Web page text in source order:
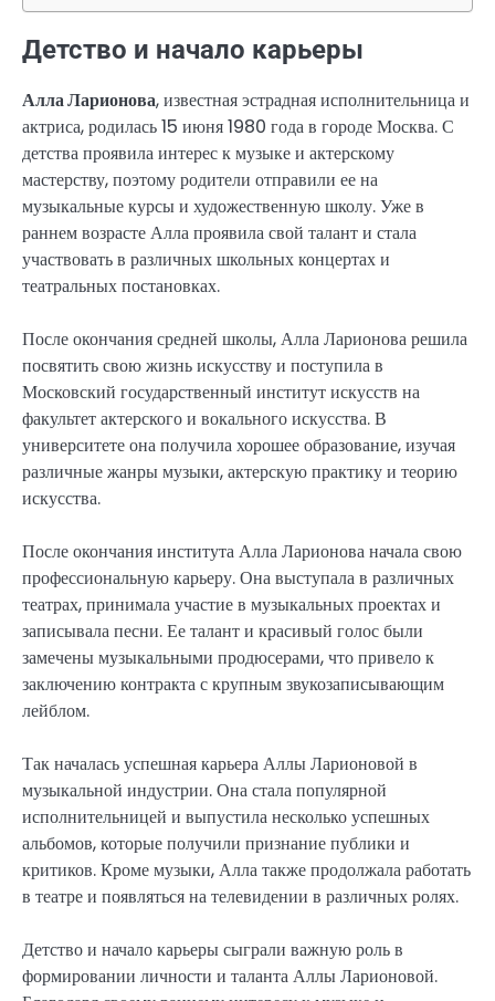
Детство и начало карьеры
Алла Ларионова, известная эстрадная исполнительница и
актриса, родилась 15 июня 1980 года в городе Москва. С
детства проявила интерес к музыке и актерскому
мастерству, поэтому родители отправили ее на
музыкальные курсы и художественную школу. Уже в
раннем возрасте Алла проявила свой талант и стала
участвовать в различных школьных концертах и
театральных постановках.
После окончания средней школы, Алла Ларионова решила
посвятить свою жизнь искусству и поступила в
Московский государственный институт искусств на
факультет актерского и вокального искусства. В
университете она получила хорошее образование, изучая
различные жанры музыки, актерскую практику и теорию
искусства.
После окончания института Алла Ларионова начала свою
профессиональную карьеру. Она выступала в различных
театрах, принимала участие в музыкальных проектах и
записывала песни. Ее талант и красивый голос были
замечены музыкальными продюсерами, что привело к
заключению контракта с крупным звукозаписывающим
лейблом.
Так началась успешная карьера Аллы Ларионовой в
музыкальной индустрии. Она стала популярной
исполнительницей и выпустила несколько успешных
альбомов, которые получили признание публики и
критиков. Кроме музыки, Алла также продолжала работать
в театре и появляться на телевидении в различных ролях.
Детство и начало карьеры сыграли важную роль в
формировании личности и таланта Аллы Ларионовой.